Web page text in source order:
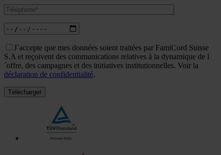
J´accepte que mes données soient traitées par FamiCord Suisse
S.A et reçoivent des communications relatives à la dynamique de l
´offre, des campagnes et des initiatives institutionnelles. Voir la
déclaration de confidentialité.
Télécharger